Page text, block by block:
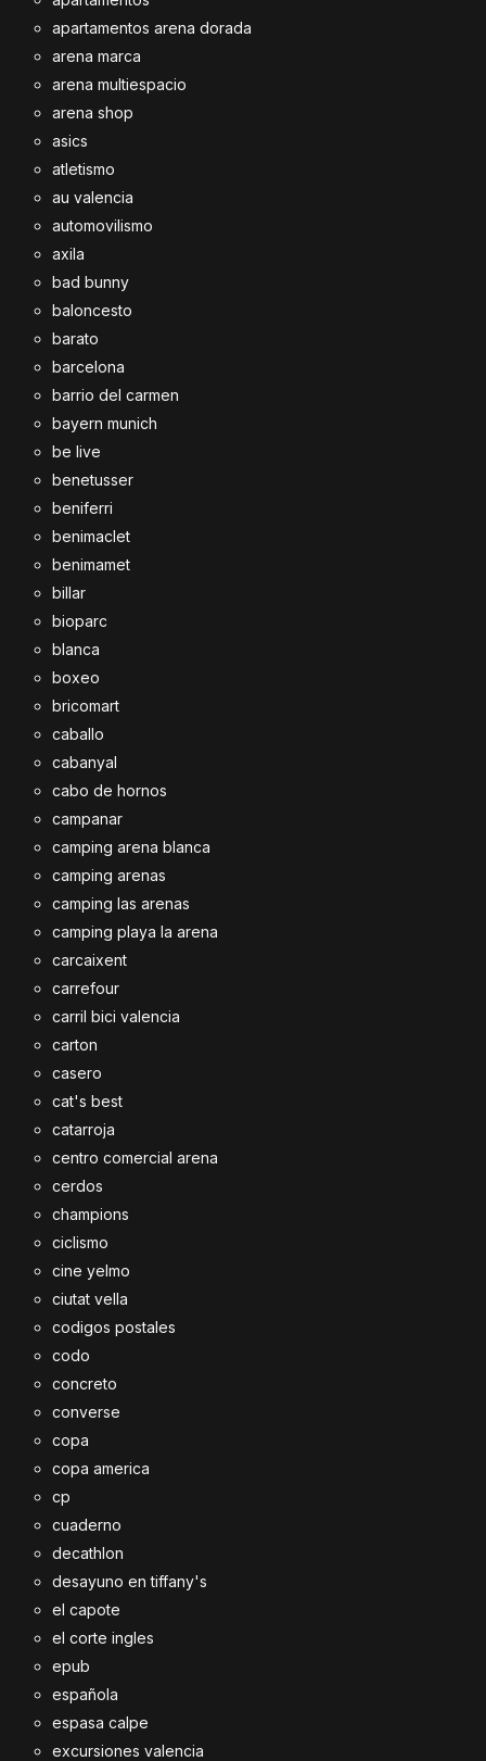
apartamentos arena dorada
arena marca
arena multiespacio
arena shop
asics
atletismo
au valencia
automovilismo
axila
bad bunny
baloncesto
barato
barcelona
barrio del carmen
bayern munich
be live
benetusser
beniferri
benimaclet
benimamet
billar
bioparc
blanca
boxeo
bricomart
caballo
cabanyal
cabo de hornos
campanar
camping arena blanca
camping arenas
camping las arenas
camping playa la arena
carcaixent
carrefour
carril bici valencia
carton
casero
cat's best
catarroja
centro comercial arena
cerdos
champions
ciclismo
cine yelmo
ciutat vella
codigos postales
codo
concreto
converse
copa
copa america
cp
cuaderno
decathlon
desayuno en tiffany's
el capote
el corte ingles
epub
española
espasa calpe
excursiones valencia